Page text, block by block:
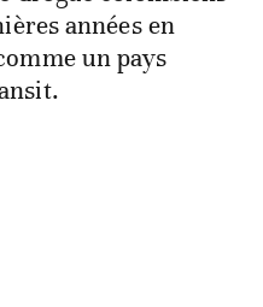
années en
un pays